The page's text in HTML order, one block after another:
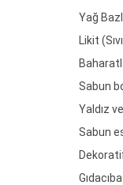
Yağ
Likit
Sabun
Yaldız
Sabun